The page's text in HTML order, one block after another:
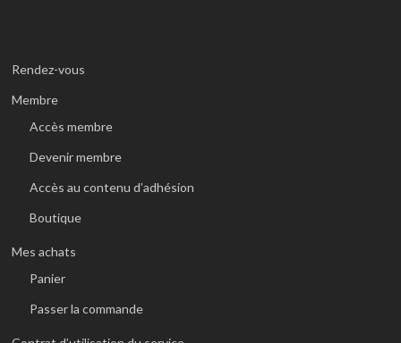
Rendez-vous
Membre
Accès membre
Devenir membre
Accès au contenu d’adhésion
Boutique
Mes achats
Panier
Passer la commande